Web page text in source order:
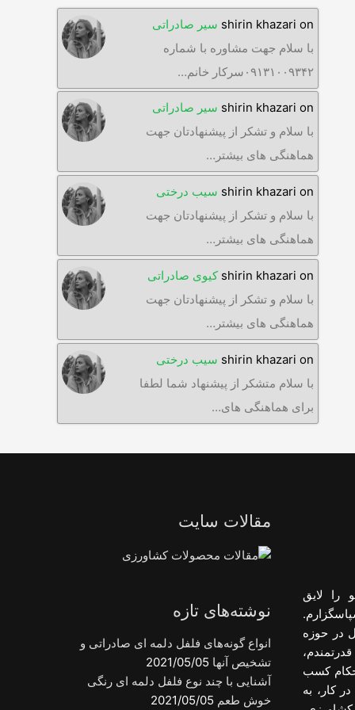
shirin khazari on
سیر صادراتی
با سلام جهت مشاوره با شماره
۰۹۱۳۱۰۰۹۳۴۲سرکار خانم…
shirin khazari on
سیر صادراتی
با سلام و تشکر از پیشنهادتان جهت
هماهنگی های بیشتر…
shirin khazari on
سیب درختی
با سلام و تشکر از پیشنهادتان جهت
هماهنگی های بیشتر…
shirin khazari on
کیوی صادراتی
با سلام و تشکر از پیشنهادتان جهت
هماهنگی های بیشتر…
shirin khazari on
سیب درختی
با سلام متشکر از پیشنهاد شما لطفا
برای هماهنگی های…
را لایق
در حوزه
کسب
کار، به
مقالات سایت
نوشته‌های تازه
انواع گونه‌های فلفل دلمه ای صادراتی و
تشخیص آنها 2021/05/05
آشنایی با چند نوع فلفل دلمه ای رنگی
خوش طعم 2021/05/05